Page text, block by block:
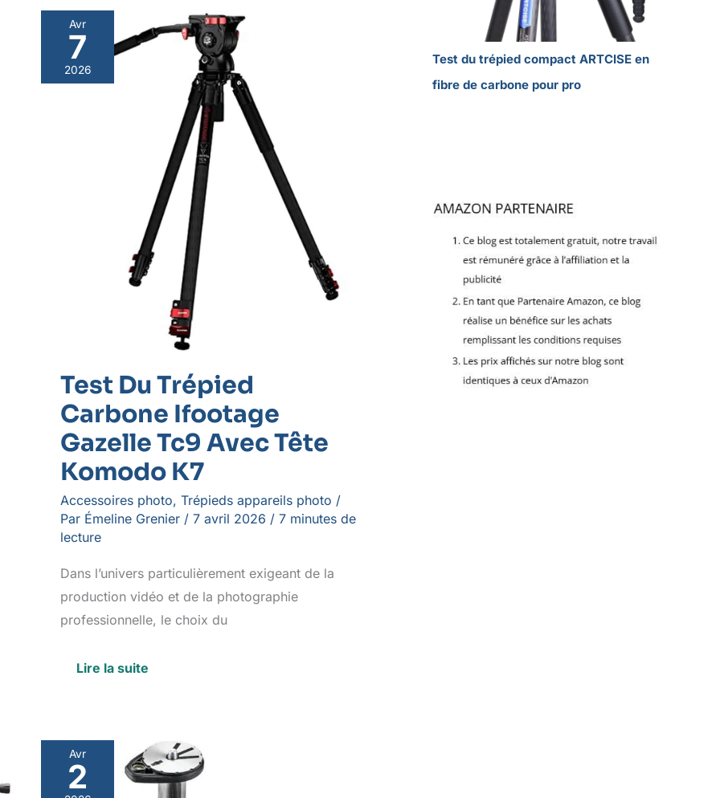
Avr
7
2026
Test Du Trépied
Carbone Ifootage
Gazelle Tc9 Avec Tête
Komodo K7
Accessoires photo, Trépieds appareils photo /
Par Émeline Grenier / 7 avril 2026 / 7 minutes de
lecture
Dans l’univers particulièrement exigeant de la
production vidéo et de la photographie
professionnelle, le choix du
Test
Du
Trépied
Lire la suite
Avr
2
Test
du
Test du trépied compact ARTCISE en
fibre de carbone pour pro